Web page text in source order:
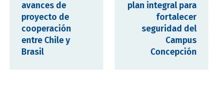
avances de
proyecto de
cooperación
entre Chile y
Brasil
plan integral para
fortalecer
seguridad del
Campus
Concepción